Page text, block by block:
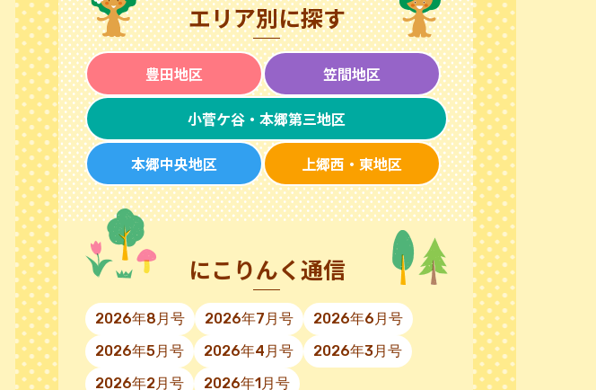
エリア別に探す
豊田地区 笠間地区
小菅ケ谷・本郷第三地区
本郷中央地区 上郷西・東地区
にこりんく通信
2026年8月号 2026年7月号
2026年6月号
2026年5月号
2026年4月号
2026年3月号
2026年2月号
2026年1月号